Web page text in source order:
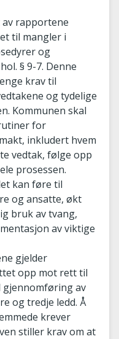
rapportene
til mangler i
og
§ 9-7. Denne
krav til
og tydelige
Kommunen skal
for
inkludert hvem
vedtak, følge opp
prosessen.
kan føre til
og ansatte, økt
bruk av tvang,
av viktige
gjelder
opp mot rett til
gjennomføring av
og tredje ledd. Å
krever
stiller krav om at